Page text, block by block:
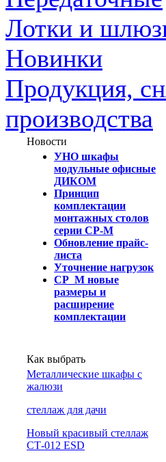
Лотки и
Новинки
Продукция,
производства
Новости
УНО шкафы
модульные офисные
ДИКОМ
Принцип
комплектации
монтажных столов
серии СР-М
Обновление прайс-
листа
Уточнение нагрузок
СР_М новые
размеры и
расширение
комплектации
Как выбрать
Металлические шкафы с
жалюзи
cтеллаж для дачи
Новый красивый стеллаж
СТ-012 ESD